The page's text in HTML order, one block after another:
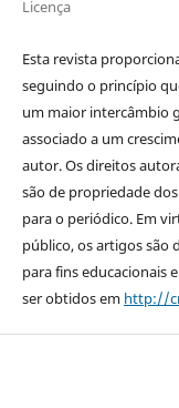
Licença
Esta revista
seguindo o princípio
um maior intercâmbio
associado a um
autor. Os direitos
são de propriedade
para o periódico. Em
público, os artigos são
para fins educacionais
ser obtidos em http://